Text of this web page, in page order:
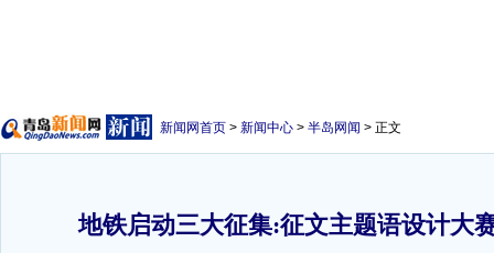
新闻网首页 > 新闻中心 > 半岛网闻 > 正文
地铁启动三大征集:征文主题语设计大